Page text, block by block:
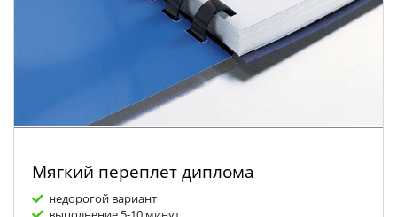
Мягкий переплет диплома
недорогой вариант